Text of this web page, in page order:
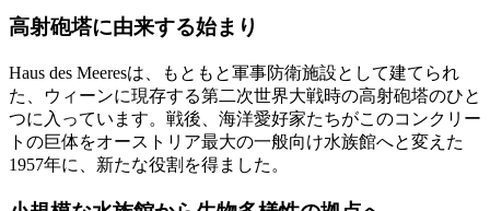
高射砲塔に由来する始まり
Haus des Meeresは、もともと軍事防衛施設として建てられ
た、ウィーンに現存する第二次世界大戦時の高射砲塔のひと
つに入っています。戦後、海洋愛好家たちがこのコンクリー
トの巨体をオーストリア最大の一般向け水族館へと変えた
1957年に、新たな役割を得ました。